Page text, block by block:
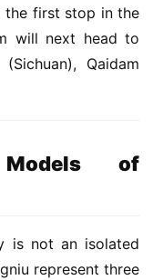
the first stop in the
will next head to
Qaidam
of
is not an isolated
represent three